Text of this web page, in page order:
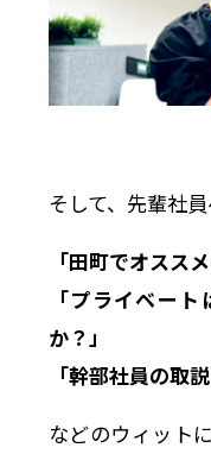
そして、先輩社
「田町でオスス
「プライベー
か？」
「幹部社員の取
などのウィット